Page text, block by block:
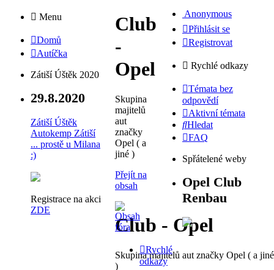
Menu
Domů
Autíčka
Zátiší Úštěk 2020
29.8.2020
Zátiší Úštěk
Autokemp Zátiší
... prostě u Milana
:)
Registrace na akci
ZDE
Club
-
Opel
Skupina
majitelů
aut
značky
Opel ( a
jiné )
Přejít na
obsah
Club - Opel
Skupina majitelů aut značky Opel ( a jiné
)
Rychlé
odkazy
Anonymous
Přihlásit se
Registrovat
Rychlé odkazy
Témata bez
odpovědí
Aktivní témata
Hledat
FAQ
Spřátelené weby
Opel Club
Renbau